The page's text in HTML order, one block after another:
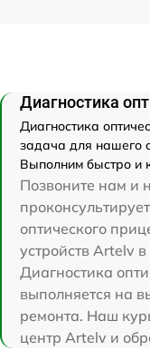
Диагностика
Диагностика
задача для нашего
Выполним быстро и
Позвоните нам и
оптического
устройств Artelv
Диагностика
выполняется на
ремонта. Наш
центр Artelv и